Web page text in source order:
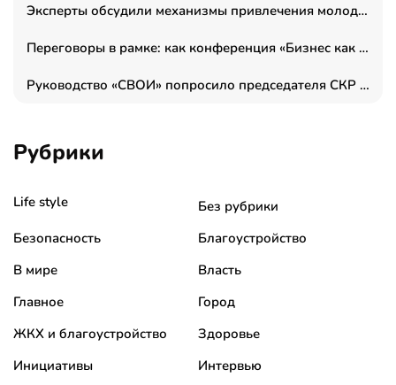
Эксперты обсудили механизмы привлечения молодых специалистов в промышленные города
Переговоры в рамке: как конференция «Бизнес как искусство» переформатирует деловой этикет в стенах ТПП РФ
Руководство «СВОИ» попросило председателя СКР дать правовую оценку обысков в тыловом штабе
Рубрики
Life style
Без рубрики
Безопасность
Благоустройство
В мире
Власть
Главное
Город
ЖКХ и благоустройство
Здоровье
Инициативы
Интервью